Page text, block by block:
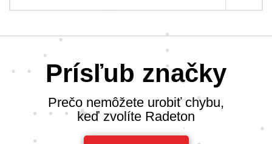
Prísľub značky
Prečo nemôžete urobiť chybu,
keď zvolíte Radeton